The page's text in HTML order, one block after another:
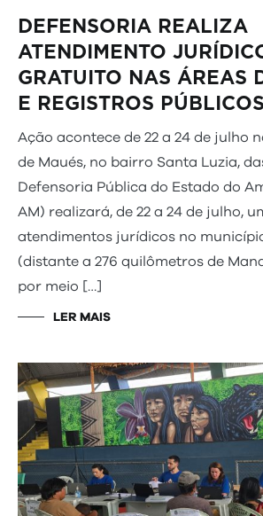
DEFENSORIA REALIZA
ATENDIMENTO
GRATUITO NAS ÁREAS
E REGISTROS PÚBLICOS
Ação acontece de 22 a 24 de julho
de Maués, no bairro Santa Luzia,
Defensoria Pública do Estado do
AM) realizará, de 22 a 24 de julho,
atendimentos jurídicos no
(distante a 276 quilômetros de
por meio […]
LER MAIS